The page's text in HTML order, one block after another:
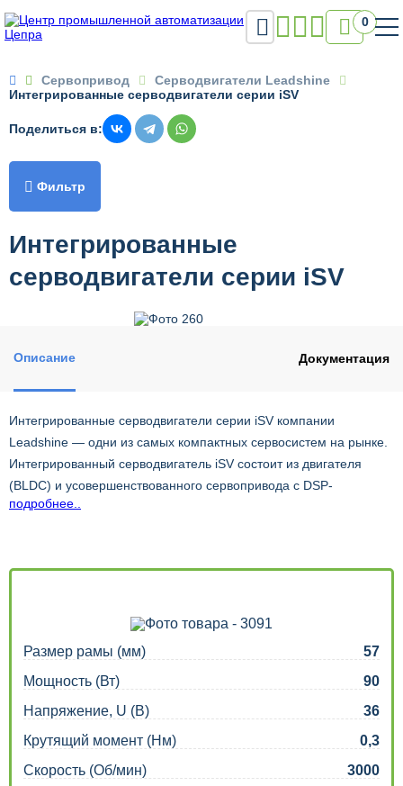
 0
 Сервопривод
Серводвигатели Leadshine
Интегрированные серводвигатели серии iSV
Поделиться в:
 Фильтр
Интегрированные
серводвигатели серии iSV
Описание Документация
Интегрированные серводвигатели серии iSV компании
Leadshine — одни из самых компактных сервосистем на рынке.
Интегрированный серводвигатель iSV состоит из двигателя
(BLDC) и усовершенствованного сервопривода с DSP-
процессором. Благодаря компактному размеру и
подключения энкодера и двигателя, повысить надежность и
приводом осуществляется импульсно-управляющим сигналом.
Функции:
Компактная конструкция: двигатель, энкодер и привод
образуют компактный блок.
подключения
Широкий диапазон входного напряжения: 24~48 В
подробнее..
Размер рамы (мм)
57
Мощность (Вт)
90
Напряжение, U (В)
36
Крутящий момент (Нм)
0,3
Скорость (Об/мин)
3000